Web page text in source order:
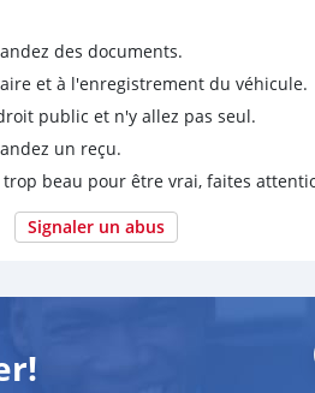
des documents.
et à l'enregistrement du véhicule.
public et n'y allez pas seul.
un reçu.
beau pour être vrai, faites
Signaler un abus